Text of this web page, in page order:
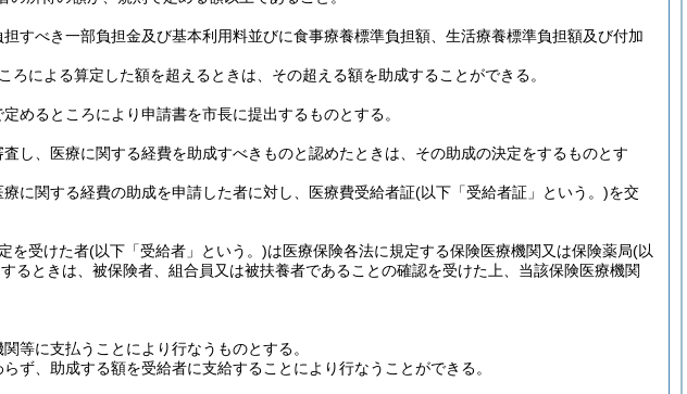
すべき一部負担金及び基本利用料並びに食事療養標準負担額、生活療養標準負担額及び付加
ろによる算定した額を超えるときは、その超える額を助成することができる。
めるところにより申請書を市長に提出するものとする。
し、医療に関する経費を助成すべきものと認めたときは、その助成の決定をするものとす
に関する経費の助成を申請した者に対し、医療費受給者証(以下「受給者証」という。)を交
を受けた者(以下「受給者」という。)は医療保険各法に規定する保険医療機関又は保険薬局(以
るときは、被保険者、組合員又は被扶養者であることの確認を受けた上、当該保険医療機関
等に支払うことにより行なうものとする。
ず、助成する額を受給者に支給することにより行なうことができる。